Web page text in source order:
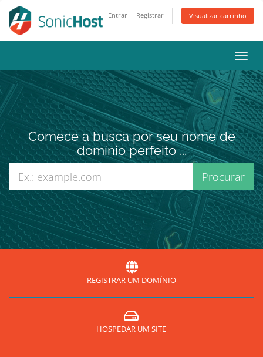
Entrar Registrar Visualizar carrinho
Comece a busca por seu nome de
domínio perfeito ...
REGISTRAR UM DOMÍNIO
HOSPEDAR UM SITE